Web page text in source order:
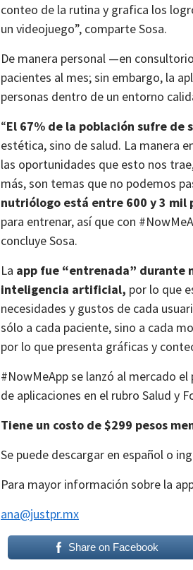
conteo de la rutina y grafica los
un videojuego”, comparte Sosa.
De manera personal —en
pacientes al mes; sin embargo, la
personas dentro de un entorno
“El 67% de la población sufre de
estética, sino de salud. La manera
las oportunidades que esto nos
más, son temas que no podemos
nutriólogo está entre 600 y 3 mil
para entrenar, así que con
concluye Sosa.
La app fue “entrenada” durante
inteligencia artificial, por lo que
necesidades y gustos de cada
sólo a cada paciente, sino a cada
por lo que presenta gráficas y
#NowMeApp se lanzó al mercado
de aplicaciones en el rubro Salud y
Tiene un costo de $299 pesos
Se puede descargar en español o
Para mayor información sobre la
ana@justpr.mx
Share on Facebook